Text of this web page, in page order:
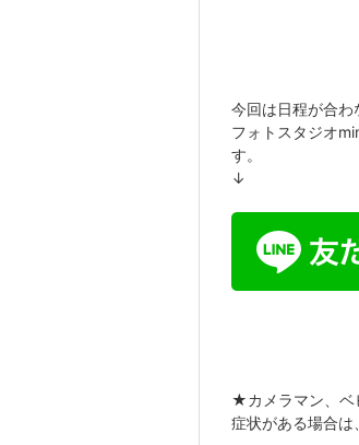
今回は日程が合わ
フォトスタジオ
す。
↓
★カメラマン、ベ
症状がある場合は